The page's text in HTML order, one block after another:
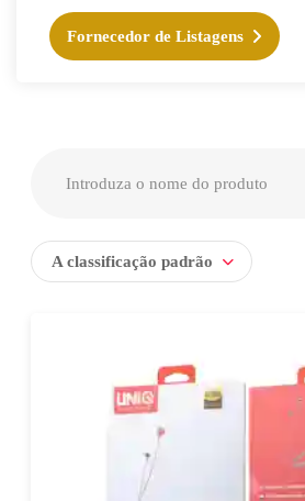
Fornecedor de Listagens
A classificação padrão